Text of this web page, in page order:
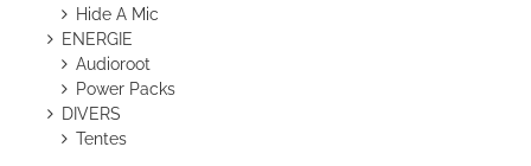
Hide A Mic
ENERGIE
Audioroot
Power Packs
DIVERS
Tentes